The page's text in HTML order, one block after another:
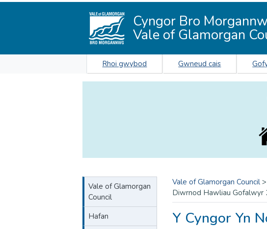
Cyngor Bro
Vale of Glamorgan
Rhoi gwybod Gwneud cais
Vale of Glamorgan
Council
Hafan
Vale of Glamorgan Council >
Diwrnod Hawliau Gofalwyr
Y Cyngor Yn